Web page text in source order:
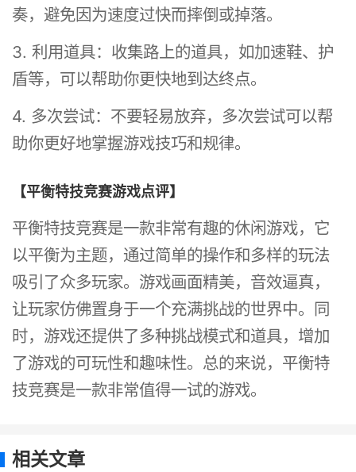
奏，避免因为速度过快而摔倒或掉落。
3. 利用道具：收集路上的道具，如加速鞋、护
盾等，可以帮助你更快地到达终点。
4. 多次尝试：不要轻易放弃，多次尝试可以帮
助你更好地掌握游戏技巧和规律。
【平衡特技竞赛游戏点评】
平衡特技竞赛是一款非常有趣的休闲游戏，它
以平衡为主题，通过简单的操作和多样的玩法
吸引了众多玩家。游戏画面精美，音效逼真，
让玩家仿佛置身于一个充满挑战的世界中。同
时，游戏还提供了多种挑战模式和道具，增加
了游戏的可玩性和趣味性。总的来说，平衡特
技竞赛是一款非常值得一试的游戏。
相关文章